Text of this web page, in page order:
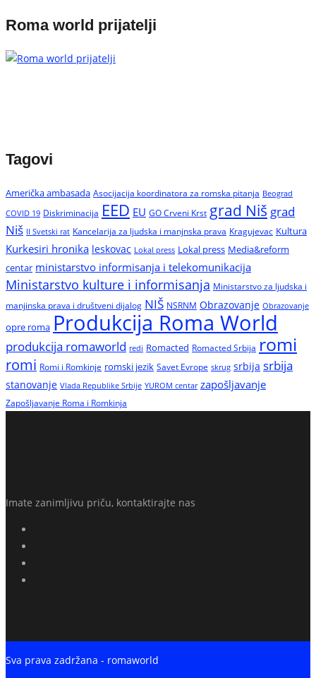
Roma world prijatelji
Tagovi
Američka ambasada Asocijacija koordinatora za romska pitanja Beograd
COVID 19 Diskriminacija EED EU GO Crveni Krst grad Niš grad
Niš II Svetski rat Kancelarija za ljudska i manjnska prava Kragujevac Kultura
Kurkesiri hronika leskovac Lokal press Lokal press Media&reform
centar ministarstvo informisanja i telekomunikacija
Ministarstvo kulture i informisanja Ministarstvo za ljudska i
manjinska prava i društveni dijalog NIŠ NSRNM Obrazovanje Obrazovanje
opre roma Produkcija Roma World
produkcija romaworld redi Romacted Romacted Srbija romi
romi Romi i Romkinje romski jezik Savet Evrope skrug srbija srbija
stanovanje Vlada Republike Srbije YUROM centar zapošljavanje
Zapošljavanje Roma i Romkinja
Imate zanimljivu priču, kontaktirajte nas
Sva prava zadržana - romaworld